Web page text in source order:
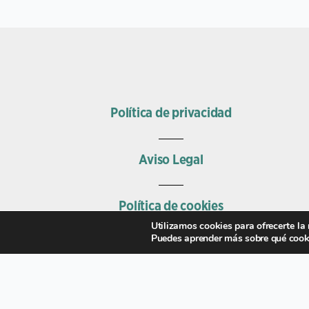
Política de privacidad
Aviso Legal
Política de cookies
Utilizamos cookies para ofrecerte la
Puedes aprender más sobre qué